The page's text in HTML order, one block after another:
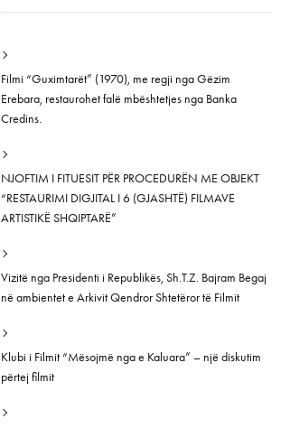
Filmi “Guximtarët” (1970), me regji nga Gëzim
Erebara, restaurohet falë mbështetjes nga Banka
Credins.
NJOFTIM I FITUESIT PËR PROCEDURËN ME OBJEKT
“RESTAURIMI DIGJITAL I 6 (GJASHTË) FILMAVE
ARTISTIKË SHQIPTARË”
Vizitë nga Presidenti i Republikës, Sh.T.Z. Bajram Begaj
në ambientet e Arkivit Qendror Shtetëror të Filmit
Klubi i Filmit “Mësojmë nga e Kaluara” – një diskutim
përtej filmit